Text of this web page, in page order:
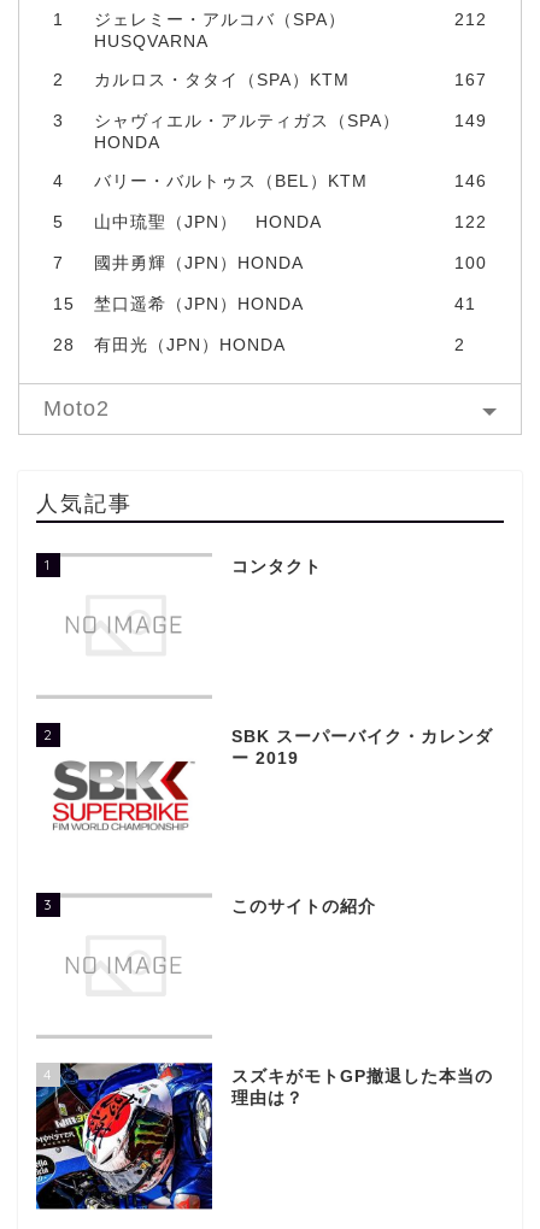
1
ジェレミー・アルコバ（SPA）
HUSQVARNA
212
2 カルロス・タタイ（SPA）KTM 167
3
シャヴィエル・アルティガス（SPA）
HONDA
149
4 バリー・バルトゥス（BEL）KTM 146
5 山中琉聖（JPN） HONDA 122
7 國井勇輝（JPN）HONDA 100
15 埜口遥希（JPN）HONDA 41
28 有田光（JPN）HONDA 2
Moto2
人気記事
1 コンタクト
2
SBK スーパーバイク・カレンダ
ー 2019
3 このサイトの紹介
4
スズキがモトGP撤退した本当の
理由は？